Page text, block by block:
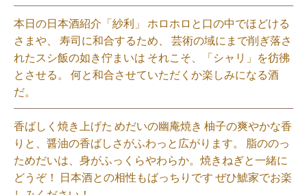
本日の日本酒紹介「紗利」 ホロホロと口の中でほどける
さまや、 寿司に和合するため、 芸術の域にまで削ぎ落さ
れたスシ飯の如き佇まいは それこそ、「シャリ」を彷彿
とさせる。 何と和合させていただくか楽しみになる酒
だ。⁡
香ばしく焼き上げた めだいの幽庵焼き 柚子の爽やかな香
りと、醤油の香ばしさがふわっと広がります。 脂ののっ
ためだいは、身がふっくらやわらか。焼きねぎと一緒に
どうぞ！ 日本酒との相性もばっちりです ぜひ鯱家でお楽